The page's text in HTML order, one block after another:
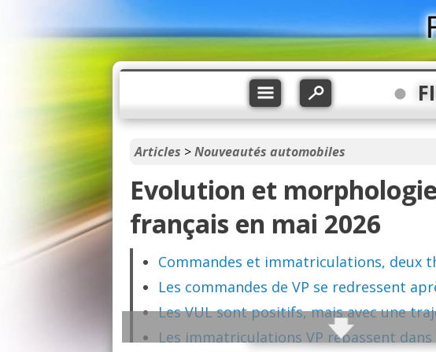
Articles >Nouveautés automobiles
Evolution et
français en mai 2026
Commandes et immatriculations, deux
Les commandes de VP se redressent
Les VUL sont positifs, mais avec une
Les immatriculations VP repassent